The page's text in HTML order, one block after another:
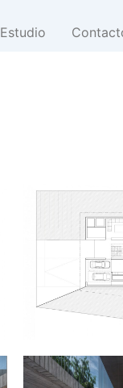
Estudio